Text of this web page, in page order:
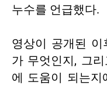
누수를 언급했다.
영상이 공개된
가 무엇인지, 그
에 도움이 되는지